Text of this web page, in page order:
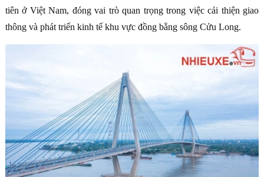
tiên ở Việt Nam, đóng vai trò quan trọng trong việc cải thiện giao
thông và phát triển kinh tế khu vực đồng bằng sông Cửu Long.